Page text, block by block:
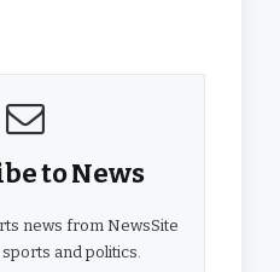
to News
news from NewsSite
and politics.